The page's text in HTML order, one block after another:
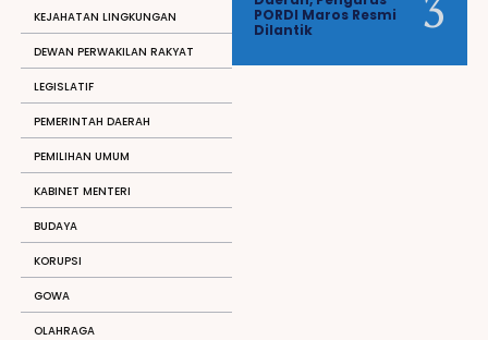
KEJAHATAN LINGKUNGAN
DEWAN PERWAKILAN RAKYAT
LEGISLATIF
PEMERINTAH DAERAH
PEMILIHAN UMUM
KABINET MENTERI
BUDAYA
KORUPSI
GOWA
OLAHRAGA
PORDI Maros Resmi
Dilantik